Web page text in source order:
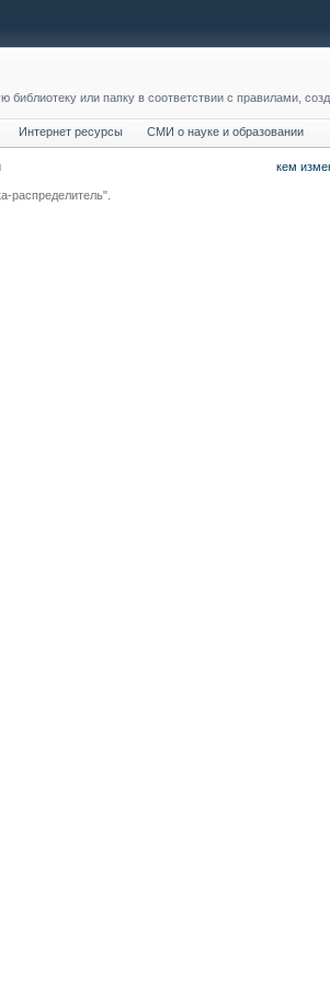
или папку в соответствии с правилами,
Интернет ресурсы СМИ о науке и образовании
кем
распределитель".